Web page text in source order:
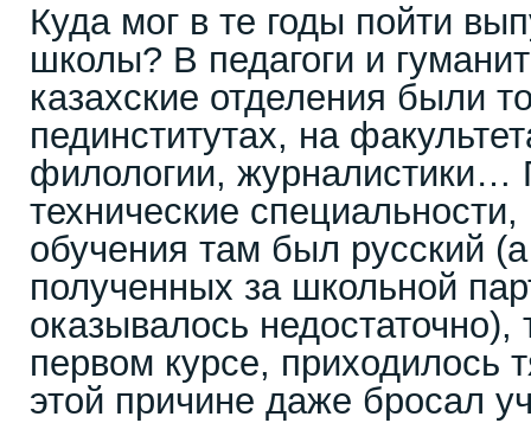
Куда мог в те годы пойти
школы? В педагоги и
казахские отделения были
пединститутах, на
филологии, журналистики…
технические
обучения там был русский
полученных за школьной
оказывалось недостаточно),
первом курсе, приходилось
этой причине даже бросал